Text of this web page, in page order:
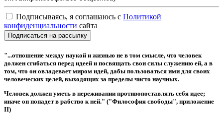
Подписываясь, я соглашаюсь с Политикой
конфиденциальности сайта
Подписаться на рассылку
"...отношение между наукой и жизнью не в том смысле, что человек
должен сгибаться перед идеей и посвящать свои силы служению ей, а в
том, что он овладевает миром идей, дабы пользоваться ими для своих
человеческих целей, выходящих за пределы чисто научных.
Человек должен уметь в переживании противопоставлять себя идее;
иначе он попадет в рабство к ней." ("Философия свободы", приложение
II)